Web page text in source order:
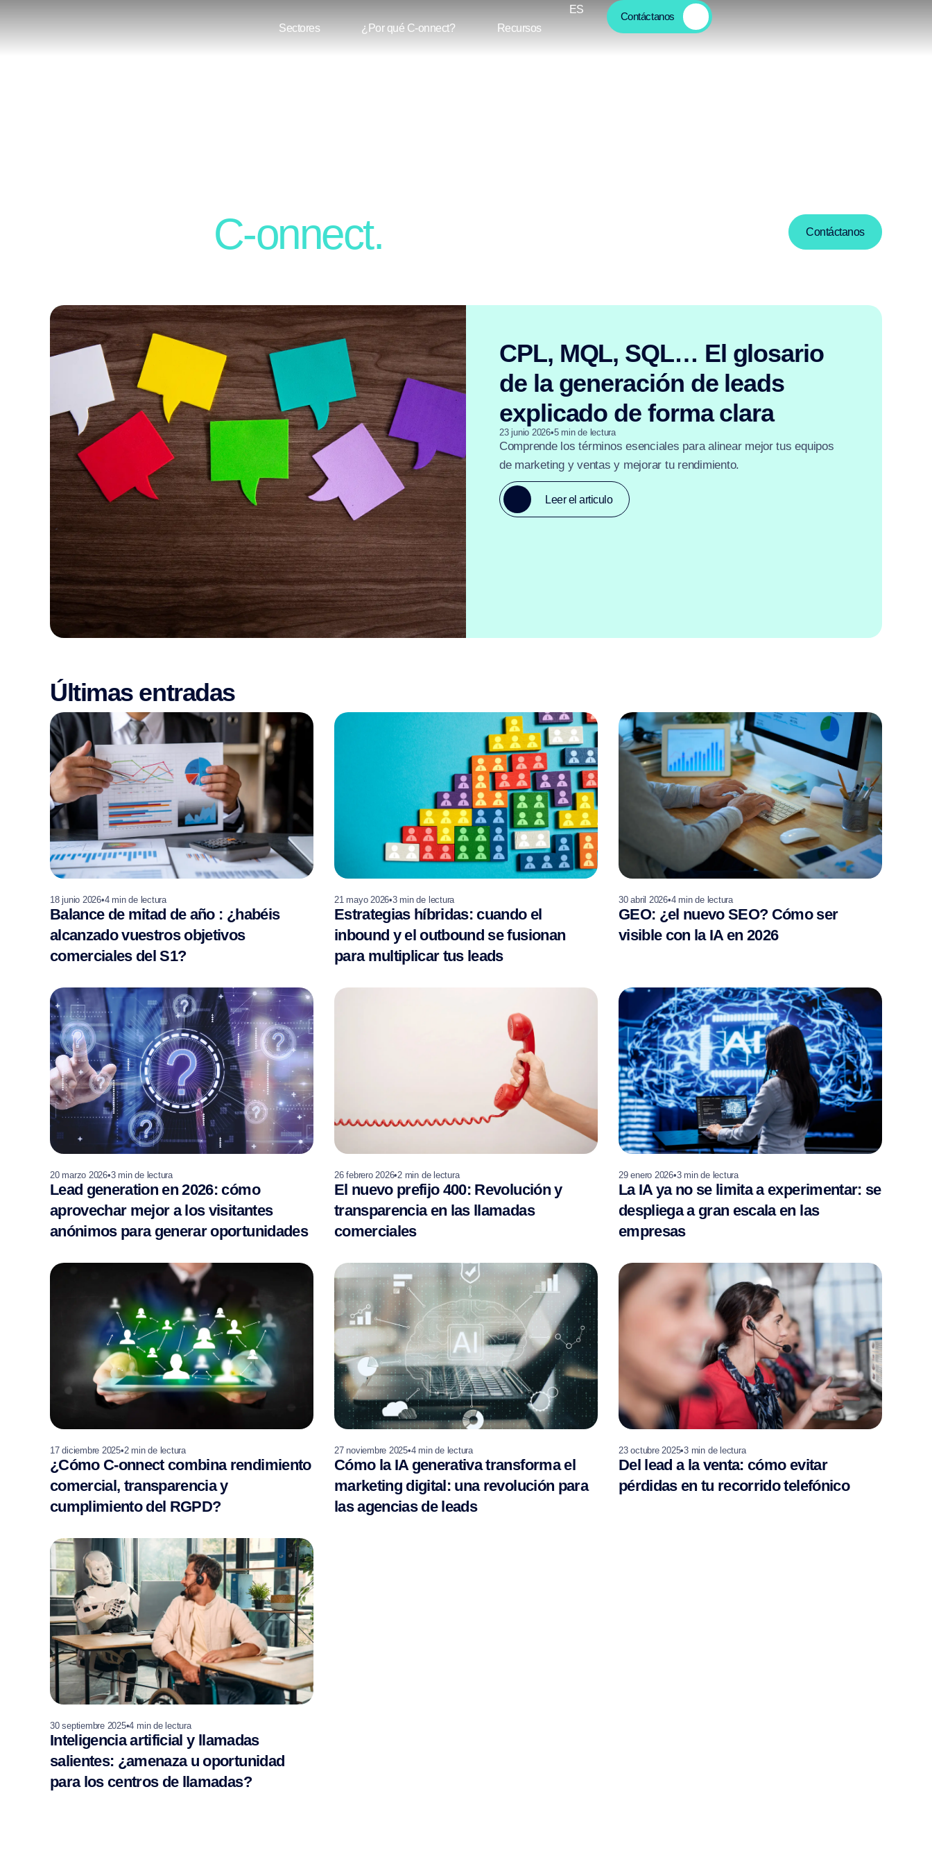
Sectores ¿Por qué C-onnect? Recursos
ES
FR Contáctanos
C-onnect. Contáctanos
CPL, MQL, SQL… El glosario
de la generación de leads
explicado de forma clara
23 junio 2026•5 min de lectura
Comprende los términos esenciales para alinear mejor tus equipos
de marketing y ventas y mejorar tu rendimiento.
Leer el articulo
Últimas entradas
18 junio 2026•4 min de lectura
Balance de mitad de año : ¿habéis
alcanzado vuestros objetivos
comerciales del S1?
21 mayo 2026•3 min de lectura
Estrategias híbridas: cuando el
inbound y el outbound se fusionan
para multiplicar tus leads
30 abril 2026•4 min de lectura
GEO: ¿el nuevo SEO? Cómo ser
visible con la IA en 2026
20 marzo 2026•3 min de lectura
Lead generation en 2026: cómo
aprovechar mejor a los visitantes
anónimos para generar oportunidades
26 febrero 2026•2 min de lectura
El nuevo prefijo 400: Revolución y
transparencia en las llamadas
comerciales
29 enero 2026•3 min de lectura
La IA ya no se limita a experimentar: se
despliega a gran escala en las
empresas
17 diciembre 2025•2 min de lectura
¿Cómo C-onnect combina rendimiento
comercial, transparencia y
cumplimiento del RGPD?
27 noviembre 2025•4 min de lectura
Cómo la IA generativa transforma el
marketing digital: una revolución para
las agencias de leads
23 octubre 2025•3 min de lectura
Del lead a la venta: cómo evitar
pérdidas en tu recorrido telefónico
30 septiembre 2025•4 min de lectura
Inteligencia artificial y llamadas
salientes: ¿amenaza u oportunidad
para los centros de llamadas?